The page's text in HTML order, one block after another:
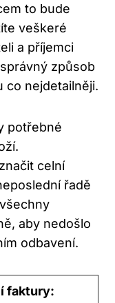
to bude
veškeré
a příjemci
způsob
co nejdetailněji.
potřebné
celní
řadě
aby nedošlo
odbavení.
faktury: